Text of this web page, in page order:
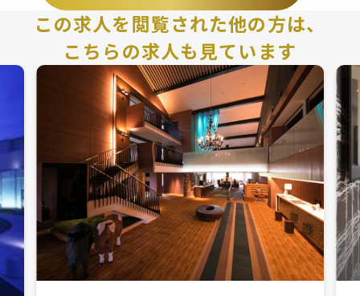
この求人を閲覧された他の方は、
こちらの求人も見ています